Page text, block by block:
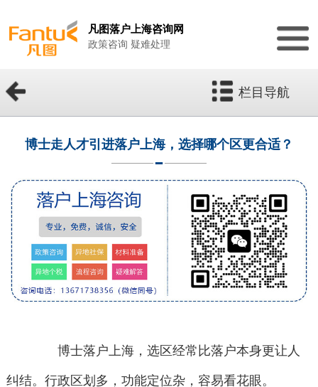
凡图落户上海咨询网
政策咨询 疑难处理
栏目导航
博士走人才引进落户上海，选择哪个区更合适？
博士落户上海，选区经常比落户本身更让人
纠结。行政区划多，功能定位杂，容易看花眼。